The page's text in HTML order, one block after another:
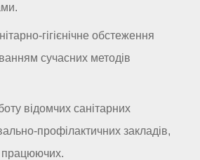
гігієнічне обстеження
сучасних методів
відомчих санітарних
профілактичних закладів,
працюючих.